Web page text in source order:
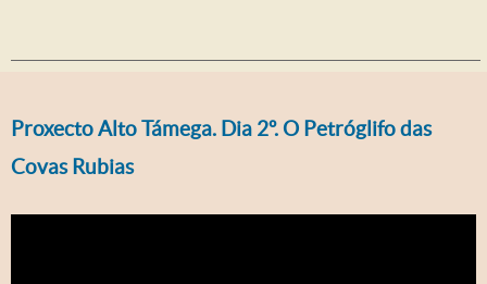
Proxecto Alto Támega. Dia 2º. O Petróglifo das
Covas Rubias